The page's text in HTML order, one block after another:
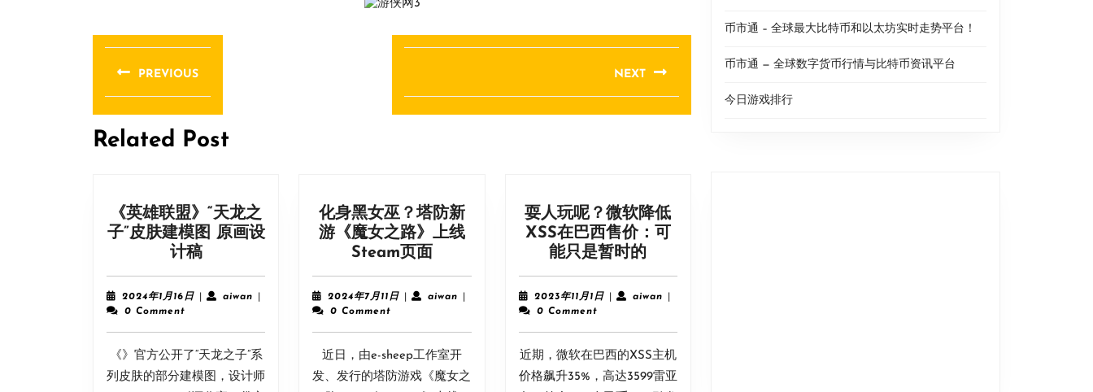
文
章
导
航
PREVIOUS
post:
NEXT
post:
Related Post
《英雄联盟》“天龙之
子”皮肤建模图 原画设
计稿《英
雄
联
“天
龙
之
2024年1月16日2024
16
日
aiwanaiwan
0 Comment
《》官方公开了“天龙之子”系
列皮肤的部分建模图，设计师
化身黑女巫？塔防新
游《魔女之路》上线
Steam页面化
身
黑
巫？
塔
防
2024年7月11日2024
11
日
aiwan
0 Comment
近日，由e-sheep工作室开
发、发行的塔防游戏《魔女之
耍人玩呢？微软降低
XSS在巴西售价：可
能只是暂时的
人
玩
微
软
降
2023年11月1日2023
1
日
aiwanaiwan
0 Comment
近期，微软在巴西的XSS主机
价格飙升35%，高达3599雷亚
币市通 – 全球最大比特币和以太坊实时走势平台！
币市通 — 全球数字货币行情与比特币资讯平台
今日游戏排行